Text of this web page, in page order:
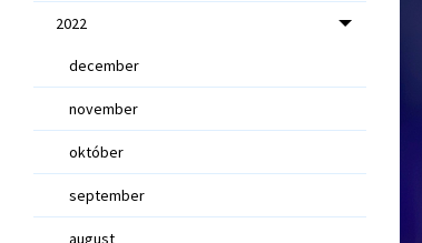
2022
december
november
október
september
august